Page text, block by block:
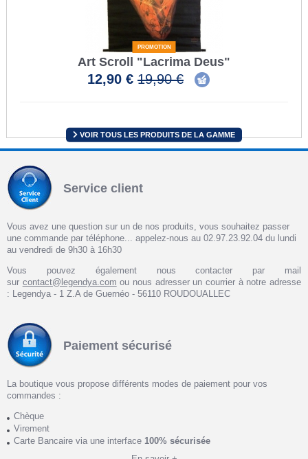
PROMOTION
Art Scroll "Lacrima Deus"
12,90 € 19,90 €
VOIR TOUS LES PRODUITS DE LA GAMME
Service client
Vous avez une question sur un de nos produits, vous souhaitez passer
une commande par téléphone... appelez-nous au 02.97.23.92.04 du lundi
au vendredi de 9h30 à 16h30
Vous pouvez également nous contacter par mail
sur contact@legendya.com ou nous adresser un courrier à notre adresse
: Legendya - 1 Z.A de Guernéo - 56110 ROUDOUALLEC
Paiement sécurisé
La boutique vous propose différents modes de paiement pour vos
commandes :
Chèque
Virement
Carte Bancaire via une interface 100% sécurisée